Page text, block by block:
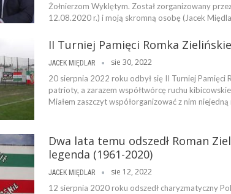
Żołnierzom Wyklętym. Został zorganizowany
12.08.2020 r.) i moją skromną osobę (Jacek
II Turniej Pamięci Romka
JACEK MIĘDLAR sie 30, 2022
20 sierpnia 2022 roku odbył się II Turniej Pamięci
patrioty, a zarazem współtwórcę ruchu
Miałem zaszczyt współorganizować z nim
Dwa lata temu odszedł Roman
legenda (1961-2020)
JACEK MIĘDLAR sie 12, 2022
12 sierpnia 2020 roku odszedł charyzmatyczny